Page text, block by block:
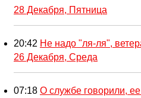
28 Декабря, Пятница
20:42 Не надо "ля-ля",
26 Декабря, Среда
07:18 О службе говорили,